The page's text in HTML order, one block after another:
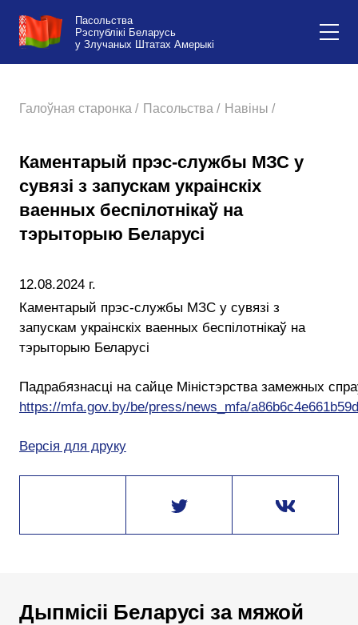
Пасольства
Рэспублікі Беларусь
у Злучаных Штатах Амерыкі
Галоўная старонка / Пасольства / Навіны /
Каментарый прэс-службы МЗС у
сувязі з запускам украінскіх
ваенных беспілотнікаў на
тэрыторыю Беларусі
12.08.2024 г.
Каментарый прэс-службы МЗС у сувязі з
запускам украінскіх ваенных беспілотнікаў на
тэрыторыю Беларусі
Падрабязнасці на сайце Міністэрства замежных
https://mfa.gov.by/be/press/news_mfa/
Версія для друку
Дыпмісіі Беларусі за мяжой